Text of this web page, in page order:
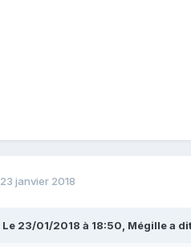
23 janvier 2018
Le 23/01/2018 à 18:50, Mégillea